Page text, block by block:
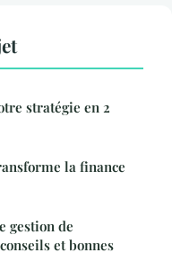
stratégie en 2
la finance
gestion de
et bonnes